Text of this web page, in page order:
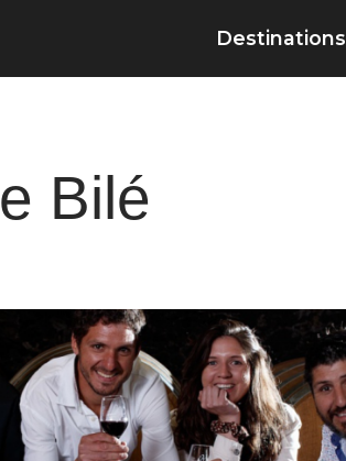
Destinations
Bilé